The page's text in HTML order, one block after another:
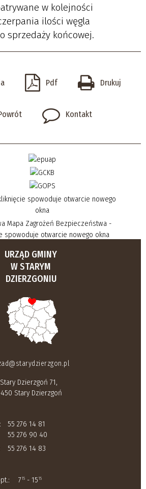
w kolejności
ilości węgla
sprzedaży końcowej.
Pdf Drukuj
Kontakt
URZĄD GMINY
W STARYM
DZIERZGONIU
Dzierzgoń 71,
Stary Dzierzgoń
55 276 14 81
55 276 90 40
55 276 14 83
7 15 - 15 15